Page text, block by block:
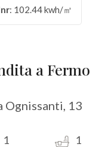
: 102.44 kwh/㎡
a Fermo
Ognissanti, 13
1 1